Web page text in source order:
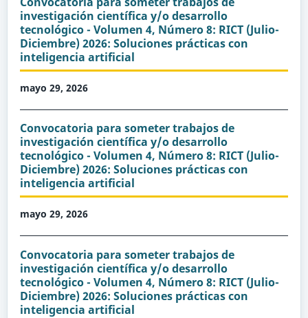
investigación científica y/o desarrollo
tecnológico - Volumen 4, Número 8: RICT (Julio-
Diciembre) 2026: Soluciones prácticas con
inteligencia artificial
mayo 29, 2026
Convocatoria para someter trabajos de
investigación científica y/o desarrollo
tecnológico - Volumen 4, Número 8: RICT (Julio-
Diciembre) 2026: Soluciones prácticas con
inteligencia artificial
mayo 29, 2026
Convocatoria para someter trabajos de
investigación científica y/o desarrollo
tecnológico - Volumen 4, Número 8: RICT (Julio-
Diciembre) 2026: Soluciones prácticas con
inteligencia artificial